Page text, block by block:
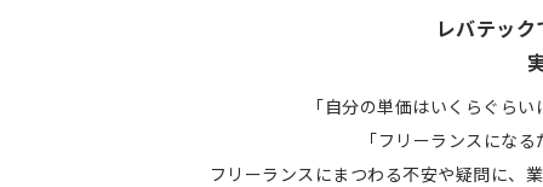
レバテッ
「自分の単価はいくらぐら
「フリーランスにな
フリーランスにまつわる不安や疑問に、